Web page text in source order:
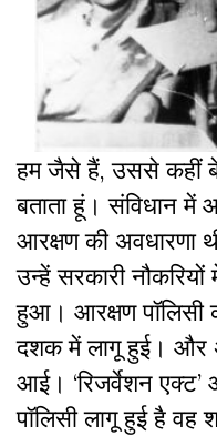
हम जैसे हैं, उससे कहीं
बताता हूं। संविधान में
आरक्षण की अवधारणा
उन्हें सरकारी नौकरियों
हुआ। आरक्षण पॉलिसी
दशक में लागू हुई।
आई। ‘रिजर्वेशन
पॉलिसी लागू हुई है